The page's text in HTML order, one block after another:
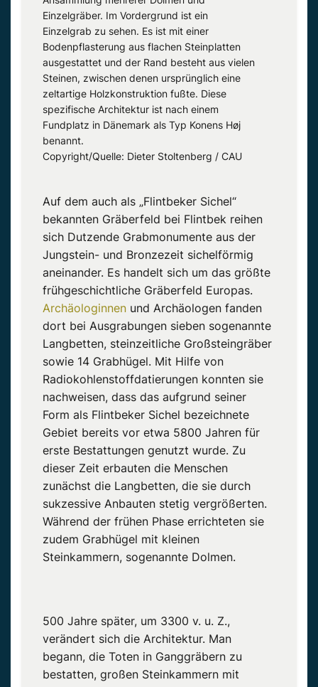
Einzelgräber. Im Vordergrund ist ein
Einzelgrab zu sehen. Es ist mit einer
Bodenpflasterung aus flachen Steinplatten
ausgestattet und der Rand besteht aus vielen
Steinen, zwischen denen ursprünglich eine
zeltartige Holzkonstruktion fußte. Diese
spezifische Architektur ist nach einem
Fundplatz in Dänemark als Typ Konens Høj
benannt.
Copyright/Quelle: Dieter Stoltenberg / CAU
Auf dem auch als „Flintbeker Sichel“
bekannten Gräberfeld bei Flintbek reihen
sich Dutzende Grabmonumente aus der
Jungstein- und Bronzezeit sichelförmig
aneinander. Es handelt sich um das größte
frühgeschichtliche Gräberfeld Europas.
Archäologinnen und Archäologen fanden
dort bei Ausgrabungen sieben sogenannte
Langbetten, steinzeitliche Großsteingräber
sowie 14 Grabhügel. Mit Hilfe von
Radiokohlenstoffdatierungen konnten sie
nachweisen, dass das aufgrund seiner
Form als Flintbeker Sichel bezeichnete
Gebiet bereits vor etwa 5800 Jahren für
erste Bestattungen genutzt wurde. Zu
dieser Zeit erbauten die Menschen
zunächst die Langbetten, die sie durch
sukzessive Anbauten stetig vergrößerten.
Während der frühen Phase errichteten sie
zudem Grabhügel mit kleinen
Steinkammern, sogenannte Dolmen.
500 Jahre später, um 3300 v. u. Z.,
verändert sich die Architektur. Man
begann, die Toten in Ganggräbern zu
bestatten, großen Steinkammern mit